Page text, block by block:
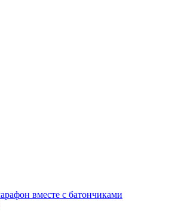
вместе с батончиками